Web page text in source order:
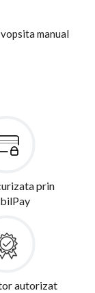
manual
prin
autorizat